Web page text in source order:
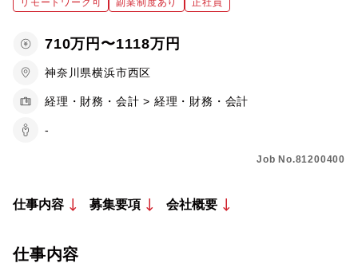
リモートワーク可 副業制度あり 正社員
710万円〜1118万円
神奈川県横浜市西区
経理・財務・会計 > 経理・財務・会計
-
Job No.81200400
仕事内容 募集要項 会社概要
仕事内容